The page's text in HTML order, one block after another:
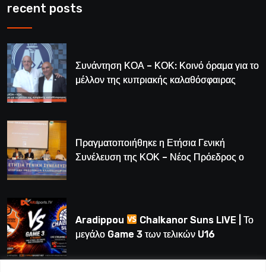
recent posts
Συνάντηση ΚΟΑ – ΚΟΚ: Κοινό όραμα για το
μέλλον της κυπριακής καλαθόσφαιρας
Πραγματοποιήθηκε η Ετήσια Γενική
Συνέλευση της ΚΟΚ – Νέος Πρόεδρος ο
Aradippou
Chalkanor Suns LIVE | Το
μεγάλο Game 3 των τελικών U16